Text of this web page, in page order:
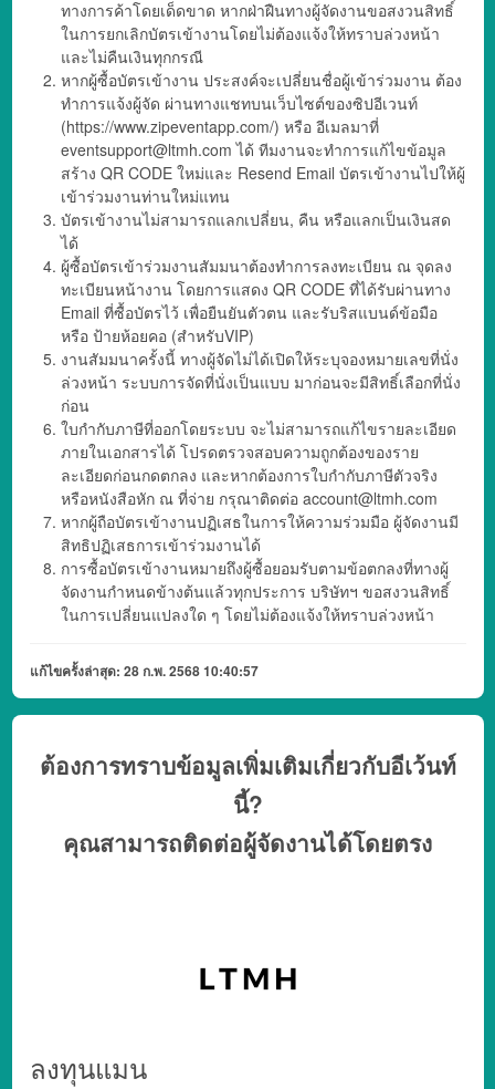
ทางการค้าโดยเด็ดขาด หากฝ่าฝืนทางผู้จัดงานขอสงวนสิทธิ์
ในการยกเลิกบัตรเข้างานโดยไม่ต้องแจ้งให้ทราบล่วงหน้า
และไม่คืนเงินทุกกรณี
หากผู้ซื้อบัตรเข้างาน ประสงค์จะเปลี่ยนชื่อผู้เข้าร่วมงาน ต้อง
ทำการแจ้งผู้จัด ผ่านทางแชทบนเว็บไซต์ของซิปอีเวนท์
(https://www.zipeventapp.com/) หรือ อีเมลมาที่
eventsupport@ltmh.com ได้ ทีมงานจะทำการแก้ไขข้อมูล
สร้าง QR CODE ใหม่และ Resend Email บัตรเข้างานไปให้ผู้
เข้าร่วมงานท่านใหม่แทน
บัตรเข้างานไม่สามารถแลกเปลี่ยน, คืน หรือแลกเป็นเงินสด
ได้
ผู้ซื้อบัตรเข้าร่วมงานสัมมนาต้องทำการลงทะเบียน ณ จุดลง
ทะเบียนหน้างาน โดยการแสดง QR CODE ที่ได้รับผ่านทาง
Email ที่ซื้อบัตรไว้ เพื่อยืนยันตัวตน และรับริสแบนด์ข้อมือ
หรือ ป้ายห้อยคอ (สำหรับVIP)
งานสัมมนาครั้งนี้ ทางผู้จัดไม่ได้เปิดให้ระบุจองหมายเลขที่นั่ง
ล่วงหน้า ระบบการจัดที่นั่งเป็นแบบ มาก่อนจะมีสิทธิ์เลือกที่นั่ง
ก่อน
ใบกำกับภาษีที่ออกโดยระบบ จะไม่สามารถแก้ไขรายละเอียด
ภายในเอกสารได้ โปรดตรวจสอบความถูกต้องของราย
ละเอียดก่อนกดตกลง และหากต้องการใบกำกับภาษีตัวจริง
หรือหนังสือหัก ณ ที่จ่าย กรุณาติดต่อ account@ltmh.com
หากผู้ถือบัตรเข้างานปฏิเสธในการให้ความร่วมมือ ผู้จัดงานมี
สิทธิปฏิเสธการเข้าร่วมงานได้
การซื้อบัตรเข้างานหมายถึงผู้ซื้อยอมรับตามข้อตกลงที่ทางผู้
จัดงานกำหนดข้างต้นแล้วทุกประการ บริษัทฯ ขอสงวนสิทธิ์
ในการเปลี่ยนแปลงใด ๆ โดยไม่ต้องแจ้งให้ทราบล่วงหน้า
แก้ไขครั้งล่าสุด: 28 ก.พ. 2568 10:40:57
ต้องการทราบข้อมูลเพิ่มเติมเกี่ยวกับอีเว้นท์
นี้?
คุณสามารถติดต่อผู้จัดงานได้โดยตรง
ลงทุนแมน